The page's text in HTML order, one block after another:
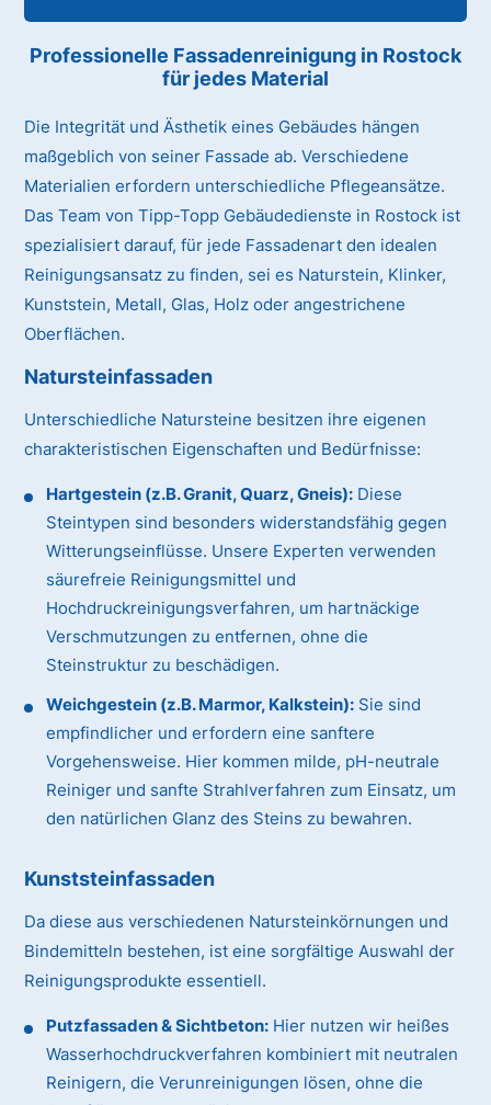
Professionelle Fassadenreinigung in Rostock
für jedes Material
Die Integrität und Ästhetik eines Gebäudes hängen
maßgeblich von seiner Fassade ab. Verschiedene
Materialien erfordern unterschiedliche Pflegeansätze.
Das Team von Tipp-Topp Gebäudedienste in Rostock ist
spezialisiert darauf, für jede Fassadenart den idealen
Reinigungsansatz zu finden, sei es Naturstein, Klinker,
Kunststein, Metall, Glas, Holz oder angestrichene
Oberflächen.
Natursteinfassaden
Unterschiedliche Natursteine besitzen ihre eigenen
charakteristischen Eigenschaften und Bedürfnisse:
Hartgestein (z.B. Granit, Quarz, Gneis): Diese
Steintypen sind besonders widerstandsfähig gegen
Witterungseinflüsse. Unsere Experten verwenden
säurefreie Reinigungsmittel und
Hochdruckreinigungsverfahren, um hartnäckige
Verschmutzungen zu entfernen, ohne die
Steinstruktur zu beschädigen.
Weichgestein (z.B. Marmor, Kalkstein): Sie sind
empfindlicher und erfordern eine sanftere
Vorgehensweise. Hier kommen milde, pH-neutrale
Reiniger und sanfte Strahlverfahren zum Einsatz, um
den natürlichen Glanz des Steins zu bewahren.
Kunststeinfassaden
Da diese aus verschiedenen Natursteinkörnungen und
Bindemitteln bestehen, ist eine sorgfältige Auswahl der
Reinigungsprodukte essentiell.
Putzfassaden & Sichtbeton: Hier nutzen wir heißes
Wasserhochdruckverfahren kombiniert mit neutralen
Reinigern, die Verunreinigungen lösen, ohne die